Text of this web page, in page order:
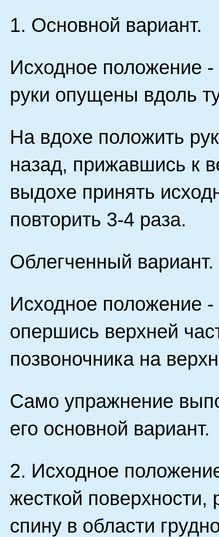
1. Основной вариант.
Исходное положение -
руки опущены вдоль
На вдохе положить
назад, прижавшись к
выдохе принять
повторить 3-4 раза.
Облегченный вариант.
Исходное положение -
опершись верхней
позвоночника на
Само упражнение
его основной вариант.
2. Исходное
жесткой поверхности,
спину в области